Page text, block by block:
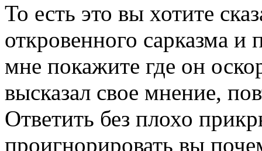
То есть это вы хотите
откровенного сарказма
мне покажите где он
высказал свое мнение,
Ответить без плохо
проигнорировать вы